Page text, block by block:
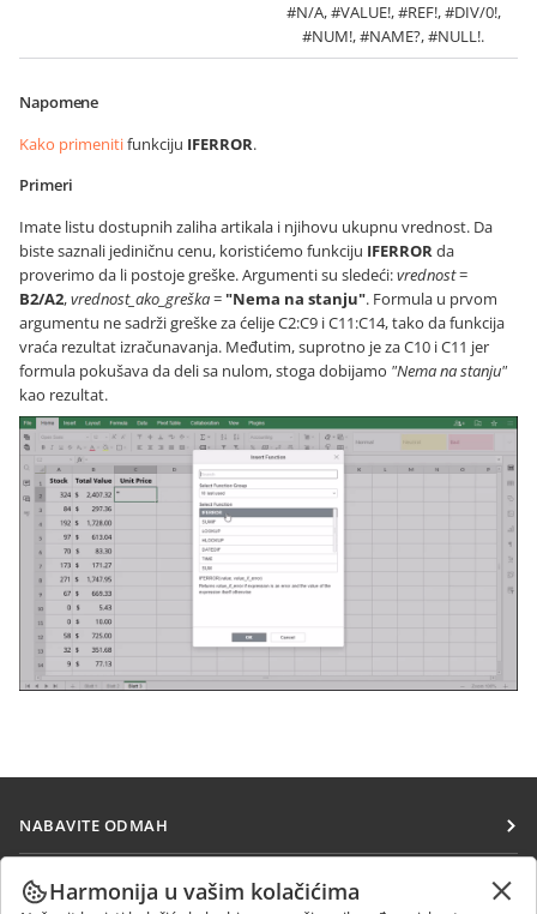
#N/A, #VALUE!, #REF!, #DIV/0!,
#NUM!, #NAME?, #NULL!.
Napomene
Kako primenitifunkciju IFERROR.
Primeri
Imate listu dostupnih zaliha artikala i njihovu ukupnu vrednost. Da
biste saznali jediničnu cenu, koristićemo funkciju IFERRORda
proverimo da li postoje greške. Argumenti su sledeći:vrednost=
B2/A2,vrednost_ako_greška="Nema na stanju". Formula u prvom
argumentu ne sadrži greške za ćelije C2:C9 i C11:C14, tako da funkcija
vraća rezultat izračunavanja. Međutim, suprotno je za C10 i C11 jer
formula pokušava da deli sa nulom, stoga dobijamo "Nema na stanju"
kao rezultat.
NABAVITE ODMAH
Docs
DocSpace
SARAĐUJTE
Harmonija u vašim kolačićima